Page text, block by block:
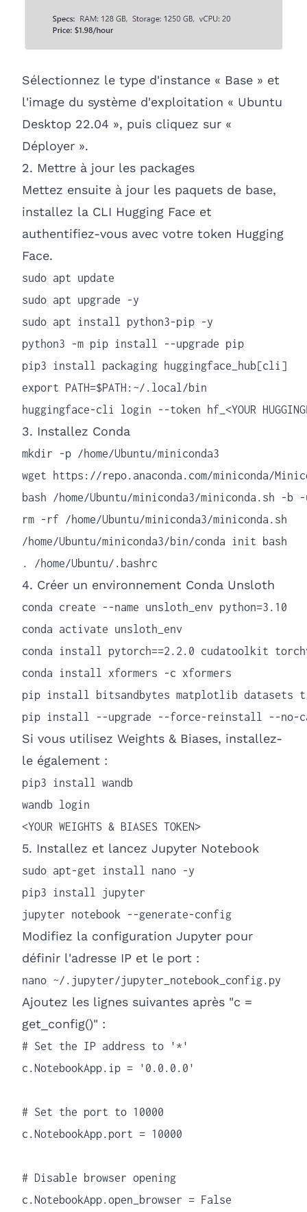
Sélectionnez le type d'instance « Base » et
l'image du système d'exploitation « Ubuntu
Desktop 22.04 », puis cliquez sur «
Déployer ».
2. Mettre à jour les packages
Mettez ensuite à jour les paquets de base,
installez la CLI Hugging Face et
authentifiez-vous avec votre token Hugging
Face.
sudo apt update
sudo apt upgrade -y
sudo apt install python3-pip -y
python3 -m pip install --upgrade pip
pip3 install packaging huggingface_hub[cli]
export PATH=$PATH:~/.local/bin
huggingface-cli login --token hf_<YOUR
3. Installez Conda
mkdir -p /home/Ubuntu/miniconda3
wget https://repo.anaconda.com/miniconda/
bash /home/Ubuntu/miniconda3/miniconda.sh -b
rm -rf /home/Ubuntu/miniconda3/miniconda.sh
/home/Ubuntu/miniconda3/bin/conda init bash
. /home/Ubuntu/.bashrc
4. Créer un environnement Conda Unsloth
conda create --name unsloth_env python=3.10
conda activate unsloth_env
conda install pytorch==2.2.0 cudatoolkit
conda install xformers -c xformers
pip install bitsandbytes matplotlib datasets
pip install --upgrade --force-reinstall --no-
Si vous utilisez Weights & Biases, installez-
le également :
pip3 install wandb
wandb login
<YOUR WEIGHTS & BIASES TOKEN>
5. Installez et lancez Jupyter Notebook
sudo apt-get install nano -y
pip3 install jupyter
jupyter notebook --generate-config
Modifiez la configuration Jupyter pour
définir l'adresse IP et le port :
nano ~/.jupyter/jupyter_notebook_config.py
Ajoutez les lignes suivantes après "c =
get_config()" :
# Set the IP address to '*'
c.NotebookApp.ip = '0.0.0.0'
# Set the port to 10000
c.NotebookApp.port = 10000
# Disable browser opening
c.NotebookApp.open_browser = False